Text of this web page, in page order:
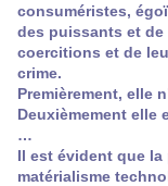
consuméristes,
des puissants et
coercitions et de
crime.
Premièrement, elle
Deuxièmement elle
…
Il est évident que la
matérialisme